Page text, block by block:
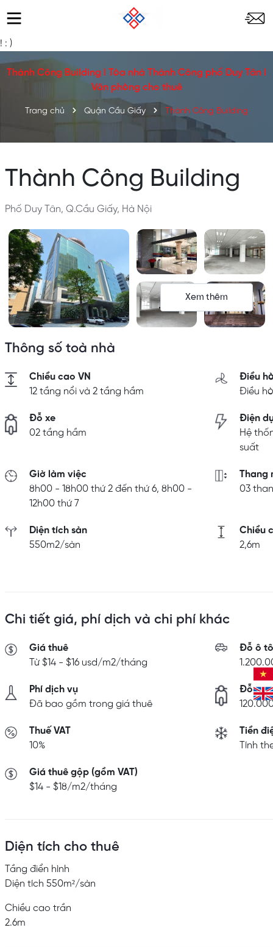
! : )
Thành Công Building l Tòa nhà Thành Công phố Duy Tân l
Văn phòng cho thuê
Trang chủ Quận Cầu Giấy Thành Công Building
Thành Công Building
Phố Duy Tân, Q.Cầu Giấy, Hà Nội
Xem thêm
Thông số toà nhà
Chiều cao VN
12 tầng nổi và 2 tầng hầm
Điều
Điều
Đỗ xe
02 tầng hầm
Điện
Hệ
suất
Giờ làm việc
8h00 - 18h00 thứ 2 đến thứ 6, 8h00 -
12h00 thứ 7
Thang
03
Diện tích sàn
550m2/sàn
Chiều
2,6m
Chi tiết giá, phí dịch và chi phí khác
Giá thuê
Từ $14 - $16 usd/m2/tháng
Đỗ ô tô
Phí dịch vụ
Đã bao gồm trong giá thuê
Đỗ xe
Thuế VAT
10%
Tiền
Tính
Giá thuê gộp (gồm VAT)
$14 - $18/m2/tháng
Diện tích cho thuê
Tầng điển hình
Diện tích 550m²/sàn
Chiều cao trần
2.6m